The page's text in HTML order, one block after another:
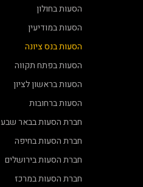
הסעות בחולון
הסעות במודיעין
הסעות בנס ציונה
הסעות בפתח תקווה
הסעות בראשון לציון
הסעות ברחובות
חברת הסעות בבאר שבע
חברת הסעות בחיפה
חברת הסעות בירושלים
חברת הסעות במרכז